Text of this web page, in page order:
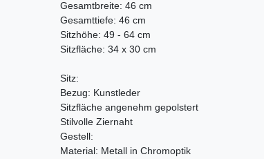
Gesamtbreite: 46 cm
Gesamttiefe: 46 cm
Sitzhöhe: 49 - 64 cm
Sitzfläche: 34 x 30 cm
Sitz:
Bezug: Kunstleder
Sitzfläche angenehm gepolstert
Stilvolle Ziernaht
Gestell:
Material: Metall in Chromoptik